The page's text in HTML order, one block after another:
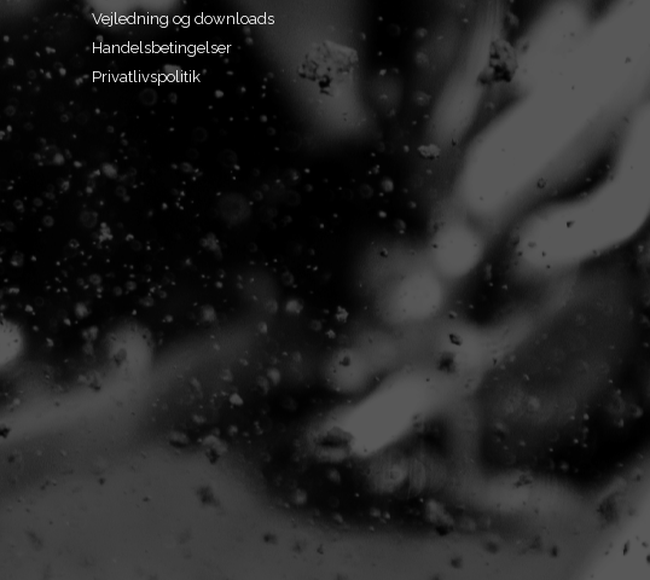
Vejledning og downloads
Handelsbetingelser
Privatlivspolitik